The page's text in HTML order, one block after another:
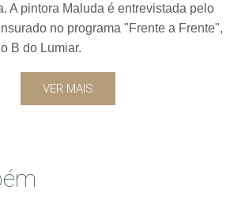
A pintora Maluda é entrevistada pelo
no programa "Frente a Frente",
B do Lumiar.
VER MAIS